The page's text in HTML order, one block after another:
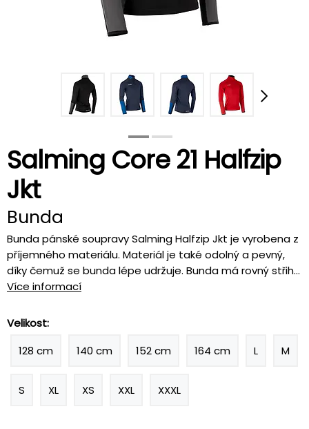
Salming Core 21 Halfzip
Jkt
Bunda
Bunda pánské soupravy Salming Halfzip Jkt je vyrobena z
příjemného materiálu. Materiál je také odolný a pevný,
díky čemuž se bunda lépe udržuje. Bunda má rovný střih...
Více informací
Velikost:
128 cm
140 cm 152 cm 164 cm L M
S XL XS XXL XXXL